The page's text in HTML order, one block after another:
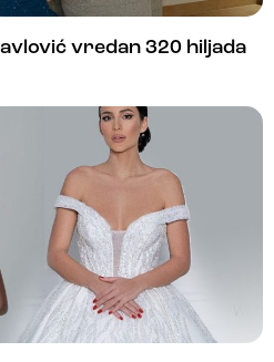
vredan 320 hiljada